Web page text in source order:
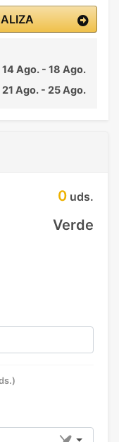
14 Ago. - 18 Ago.
21 Ago. - 25 Ago.
0 uds.
Verde